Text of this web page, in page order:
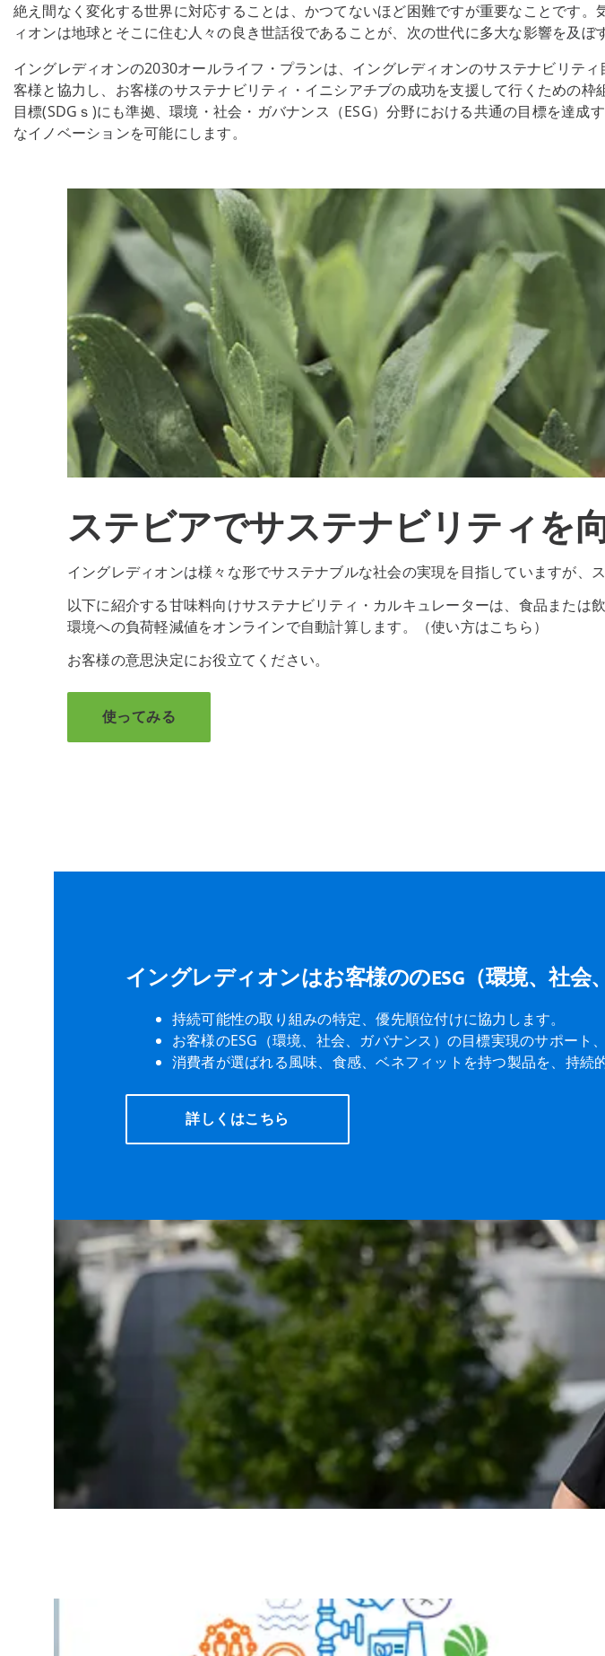
絶え間なく変化する世界に対応することは、かつてないほど困難ですが重要なことです
ィオンは地球とそこに住む人々の良き世話役であることが、次の世代に多大な影響を及ぼ
イングレディオンの2030オールライフ・プランは、イングレディオンのサステナビリテ
客様と協力し、お客様のサステナビリティ・イニシアチブの成功を支援して行くための
目標(SDGｓ)にも準拠、環境・社会・ガバナンス（ESG）分野における共通の目標を達
なイノベーションを可能にします。
ステビアでサステナビリティを
イングレディオンは様々な形でサステナブルな社会の実現を目指していますが、
以下に紹介する甘味料向けサステナビリティ・カルキュレーターは、食品また
環境への負荷軽減値をオンラインで自動計算します。（使い方はこちら）
お客様の意思決定にお役立てください。
使ってみる
イングレディオンはお客様ののESG（環境、社
持続可能性の取り組みの特定、優先順位付けに協力します。
お客様のESG（環境、社会、ガバナンス）の目標実現のサポート
消費者が選ばれる風味、食感、ベネフィットを持つ製品を、持続
詳しくはこちら